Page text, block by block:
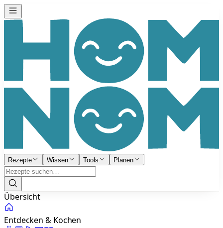
Rezepte Wissen Tools Planen
Übersicht
Entdecken & Kochen